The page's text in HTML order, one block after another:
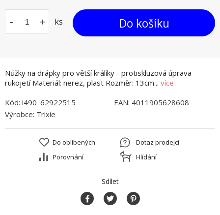
Nůžky na drápky pro větší králíky - protiskluzová úprava
rukojetí Materiál: nerez, plast Rozměr: 13cm... více
- + ks Do košíku
Kód: i490_62922515 EAN: 4011905628608
Výrobce: Trixie
Do oblíbených
Porovnání
Dotaz prodejci
Hlídání
Sdílet